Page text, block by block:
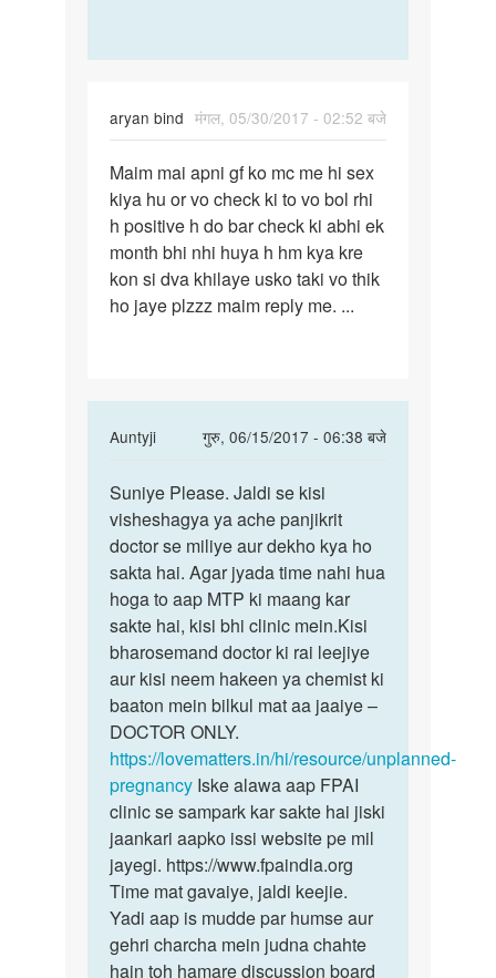
aryan bind मंगल, 05/30/2017 - 02:52 बजे
Maim
mai
apni
gf
ko
mc
Maim mai apni gf ko mc me hi sex
kiya hu or vo check ki to vo bol rhi
h positive h do bar check ki abhi ek
month bhi nhi huya h hm kya kre
kon si dva khilaye usko taki vo thik
ho jaye plzzz maim reply me. ...
Auntyji
गुरु, 06/15/2017 - 06:38 बजे
In
to
Maim
mai
apni
gf
ko
mc
me
hi
by
aryan
bind
Suniye
Please.
Jaldi
se
kisi
Suniye Please. Jaldi se kisi
visheshagya ya ache panjikrit
doctor se miliye aur dekho kya ho
sakta hai. Agar jyada time nahi hua
hoga to aap MTP ki maang kar
sakte hai, kisi bhi clinic mein.Kisi
bharosemand doctor ki rai leejiye
aur kisi neem hakeen ya chemist ki
baaton mein bilkul mat aa jaaiye –
DOCTOR ONLY.
https://lovematters.in/hi/resource/unplanned-
pregnancy Iske alawa aap FPAI
clinic se sampark kar sakte hai jiski
jaankari aapko issi website pe mil
jayegi. https://www.fpaindia.org
Time mat gavaiye, jaldi keejie.
Yadi aap is mudde par humse aur
gehri charcha mein judna chahte
hain toh hamare discussion board